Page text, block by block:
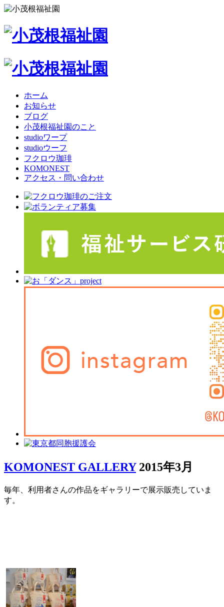
ホーム
お知らせ
ブログ
小茂根福祉園のこと
studioワープ
studioウーフ
フクロウ珈琲
KOMONEST
アクセス・問い合わせ
KOMONEST GALLERY2015年3月
毎年、利用者さんの作品をギャラリーで展示販売していま
す。